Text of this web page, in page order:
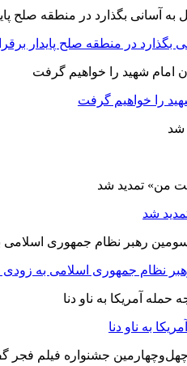
بگذارد در منطقه صلح پایدار
را خواهیم گرفت
شد
نظام جمهوری اسلامی به زودی